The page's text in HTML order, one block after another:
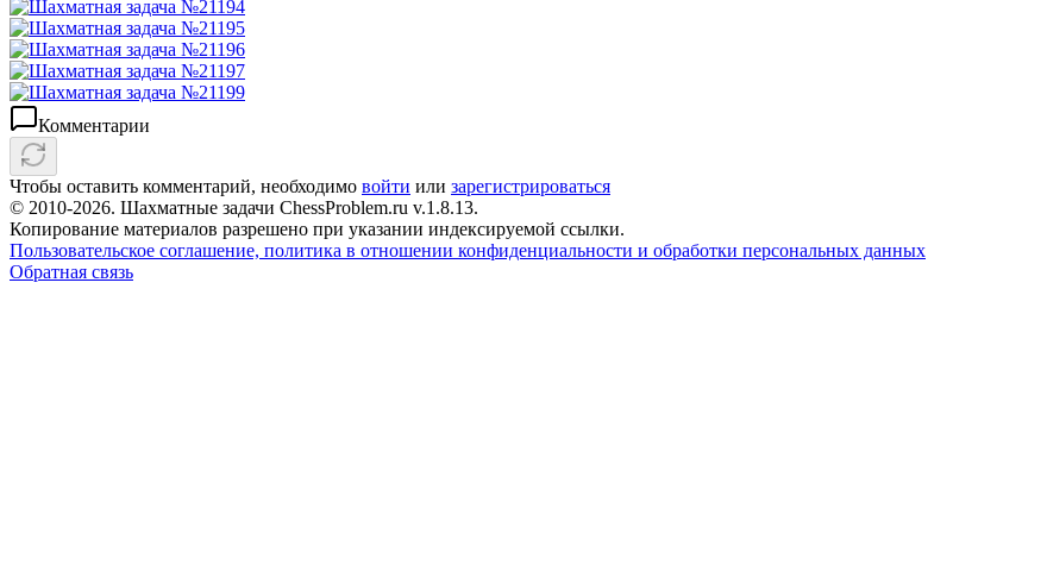
Комментарии
Чтобы оставить комментарий, необходимо войти или зарегистрироваться
© 2010-2026. Шахматные задачи ChessProblem.ru v.1.8.13.
Копирование материалов разрешено при указании индексируемой ссылки.
Пользовательское соглашение, политика в отношении конфиденциальности и обработки персональных данных
Обратная связь